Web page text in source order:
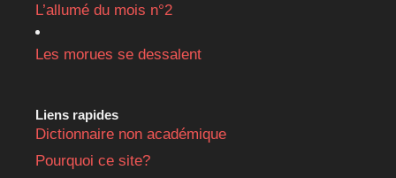
L’allumé du mois n°2
Les morues se dessalent
Liens rapides
Dictionnaire non académique
Pourquoi ce site?